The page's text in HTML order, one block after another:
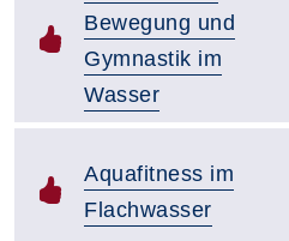
Bewegung und
Gymnastik im
Wasser
Aquafitness im
Flachwasser